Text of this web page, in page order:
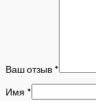
Ваш отзыв *
Имя *